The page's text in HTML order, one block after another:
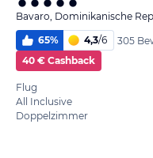
Bavaro, Dominikanische
65% 4,3/6
305
40 € Cashback
Flug
All Inclusive
Doppelzimmer